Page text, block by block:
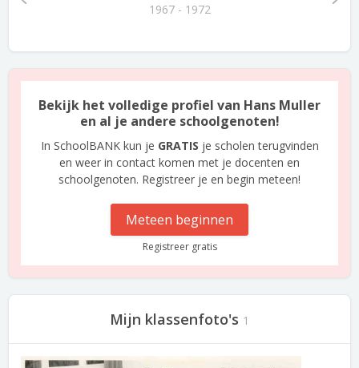
1967 - 1972
Bekijk het volledige profiel van Hans Muller
en al je andere schoolgenoten!
In SchoolBANK kun je GRATIS je scholen terugvinden
en weer in contact komen met je docenten en
schoolgenoten. Registreer je en begin meteen!
Meteen beginnen
Registreer gratis
Mijn klassenfoto's 1